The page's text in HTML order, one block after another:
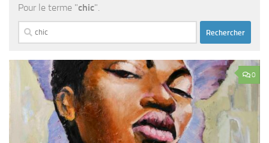
Pour le terme "chic".
Rechercher :
0